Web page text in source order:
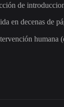
de
en decenas de